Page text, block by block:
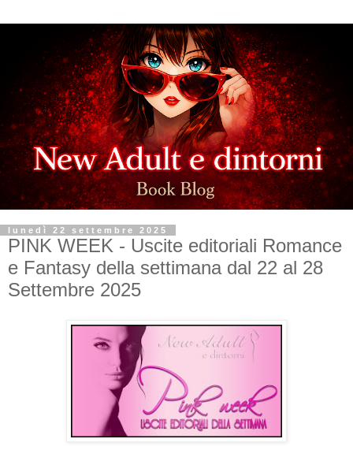
lunedì 22 settembre 2025
PINK WEEK - Uscite editoriali Romance
e Fantasy della settimana dal 22 al 28
Settembre 2025